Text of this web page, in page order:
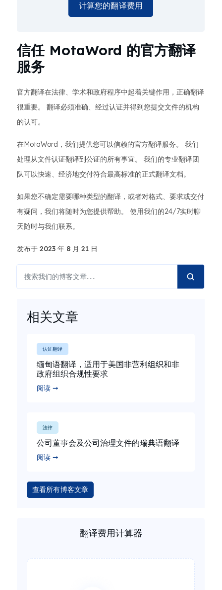
计算您的翻译费用
信任 MotaWord 的官方翻译
服务
官方翻译在法律、学术和政府程序中起着关键作用，正确翻译
很重要。 翻译必须准确、经过认证并得到您提交文件的机构
的认可。
在MotaWord，我们提供您可以信赖的官方翻译服务。 我们
处理从文件认证翻译到公证的所有事宜。 我们的专业翻译团
队可以快速、经济地交付符合最高标准的正式翻译文档。
如果您不确定需要哪种类型的翻译，或者对格式、要求或交付
有疑问，我们将随时为您提供帮助。 使用我们的24/7实时聊
天随时与我们联系。
发布于 2023 年 8 月 21 日
相关文章
认证翻译
缅甸语翻译，适用于美国非营利组织和非
政府组织合规性要求
阅读 ➞
法律
公司董事会及公司治理文件的瑞典语翻译
阅读 ➞
查看所有博客文章
翻译费用计算器